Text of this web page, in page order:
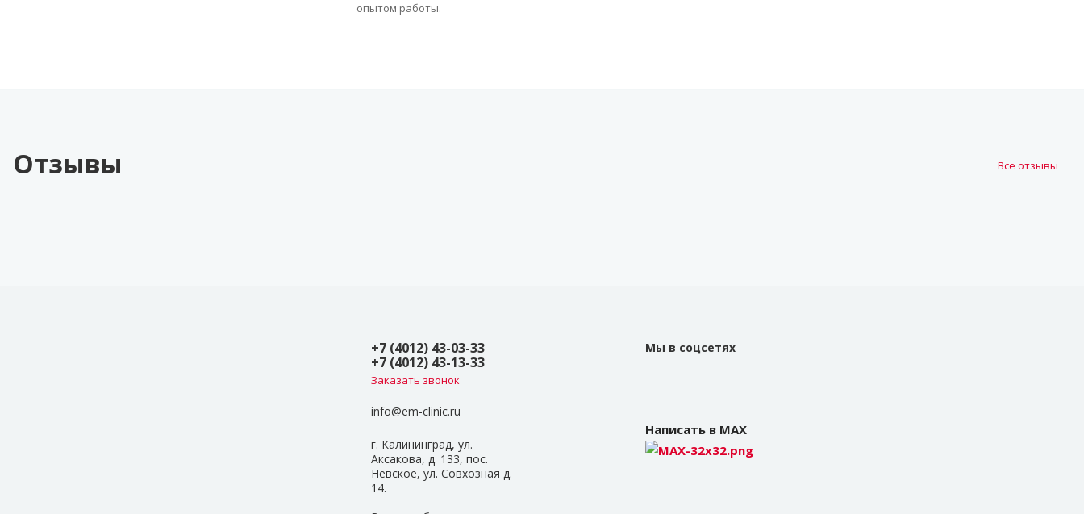
опытом работы.
Все отзывы
Отзывы
+7 (4012) 43-03-33
+7 (4012) 43-13-33
Заказать звонок
info@em-clinic.ru
г. Калининград, ул.
Аксакова, д. 133, пос.
Невское, ул. Совхозная д.
14.
Мы в соцсетях
Написать в MAX